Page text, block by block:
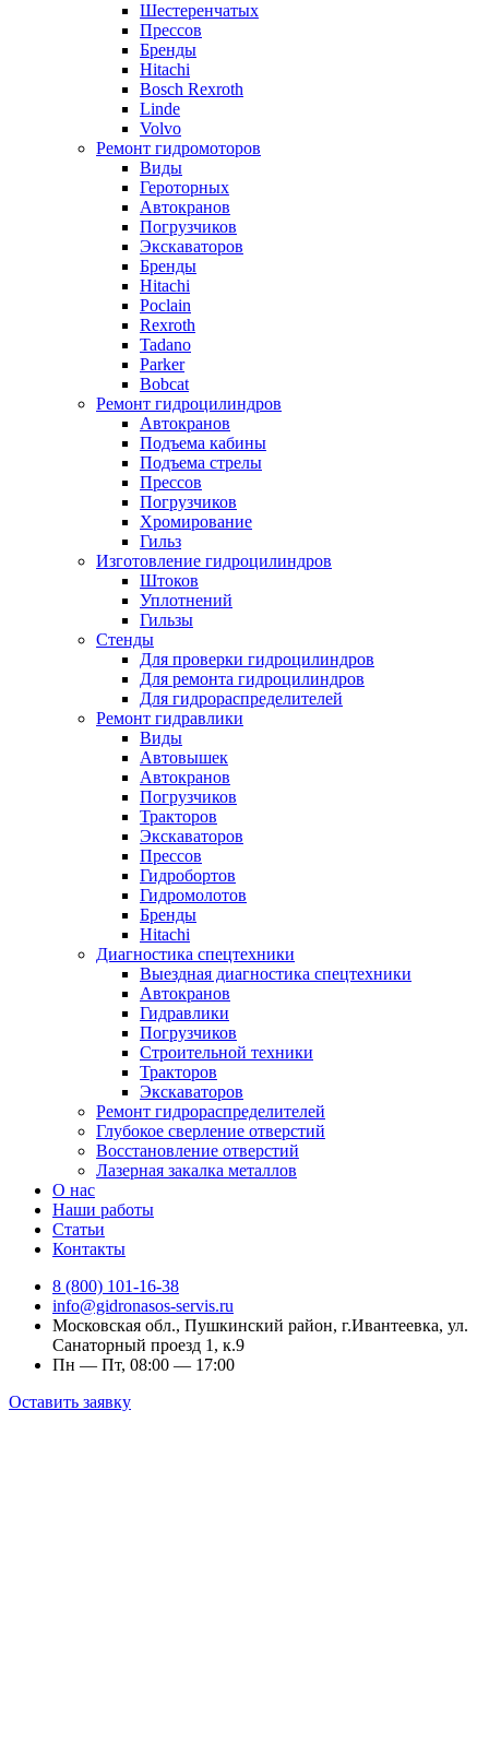
Шестеренчатых
Прессов
Бренды
Hitachi
Bosch Rexroth
Linde
Volvo
Ремонт гидромоторов
Виды
Героторных
Автокранов
Погрузчиков
Экскаваторов
Бренды
Hitachi
Poclain
Rexroth
Tadano
Parker
Bobcat
Ремонт гидроцилиндров
Автокранов
Подъема кабины
Подъема стрелы
Прессов
Погрузчиков
Хромирование
Гильз
Изготовление гидроцилиндров
Штоков
Уплотнений
Гильзы
Стенды
Для проверки гидроцилиндров
Для ремонта гидроцилиндров
Для гидрораспределителей
Ремонт гидравлики
Виды
Автовышек
Автокранов
Погрузчиков
Тракторов
Экскаваторов
Прессов
Гидробортов
Гидромолотов
Бренды
Hitachi
Диагностика спецтехники
Выездная диагностика спецтехники
Автокранов
Гидравлики
Погрузчиков
Строительной техники
Тракторов
Экскаваторов
Ремонт гидрораспределителей
Глубокое сверление отверстий
Восстановление отверстий
Лазерная закалка металлов
О нас
Наши работы
Статьи
Контакты
8 (800) 101-16-38
info@gidronasos-servis.ru
Московская обл., Пушкинский район, г.Ивантеевка, ул.
Санаторный проезд 1, к.9
Пн — Пт, 08:00 — 17:00
Оставить заявку